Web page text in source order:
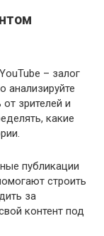
– залог
анализируйте
зрителей и
какие
публикации
строить
за
контент под